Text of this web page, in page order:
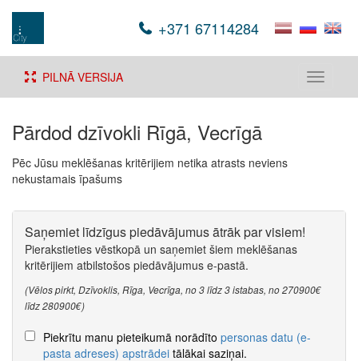
+371 67114284
Toggle
PILNĀ VERSIJA
Pārdod dzīvokli Rīgā, Vecrīgā
Pēc Jūsu meklēšanas kritērijiem netika atrasts neviens
nekustamais īpašums
Saņemiet līdzīgus piedāvājumus ātrāk par visiem!
Pierakstieties vēstkopā un saņemiet šiem meklēšanas
kritērijiem atbilstošos piedāvājumus e-pastā.
(Vēlos pirkt, Dzīvoklis, Rīga, Vecrīga, no 3 līdz 3 istabas, no 270900€
līdz 280900€)
Piekrītu manu pieteikumā norādīto personas datu (e-
pasta adreses) apstrādei tālākai saziņai.